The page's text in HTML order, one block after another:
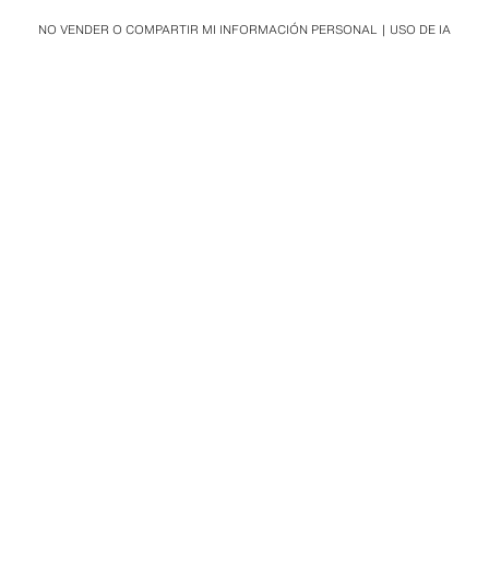
NO VENDER O COMPARTIR MI INFORMACIÓN PERSONAL USO DE IA